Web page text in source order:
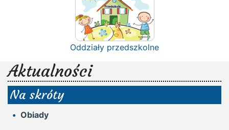
Oddziały przedszkolne
Aktualności
Na skróty
Obiady